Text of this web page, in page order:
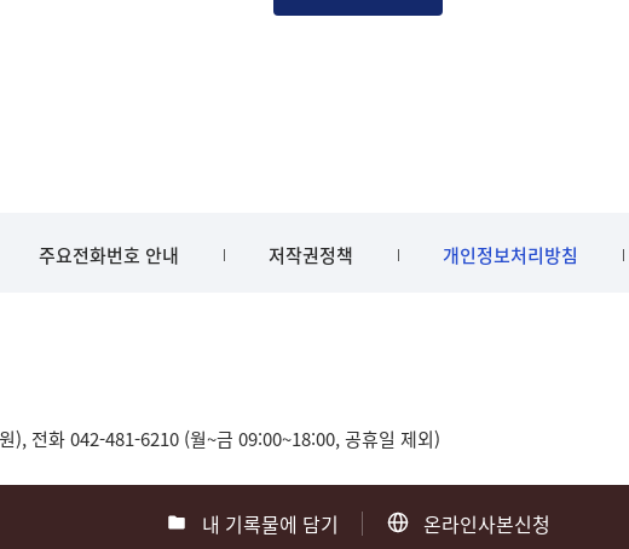
내 기록물에 담기 온라인사본신청
주요전화번호 안내 저작권정책 개인정보처리방침
), 전화 042-481-6210 (월~금 09:00~18:00, 공휴일 제외)
부산 051-550-8023 광주 062-975-5791